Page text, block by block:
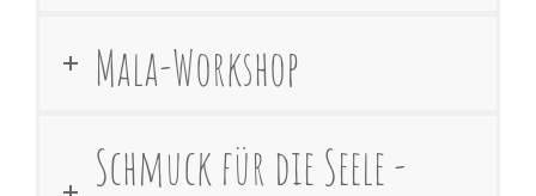
Mala-Workshop
Schmuck für die Seele -